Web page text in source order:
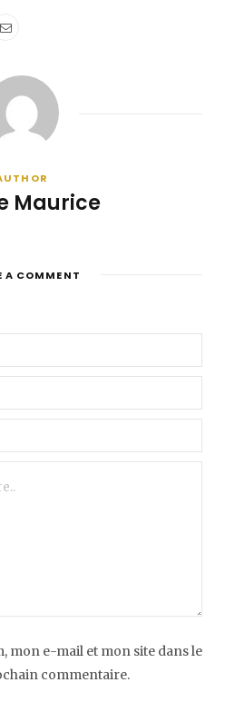
Maurice
A COMMENT
mon e-mail et mon site dans le
commentaire.